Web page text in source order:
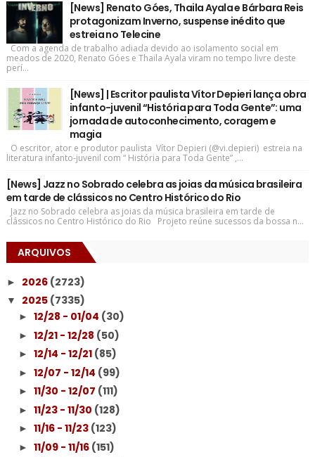
[News] Renato Góes, Thaila Ayala e Bárbara Reis
protagonizam Inverno, suspense inédito que
estreia no Telecine
Com a agenda de trabalho adiada devido ao isolamento social em
meados de 2020, Renato Góes e Thaila Ayala viram no tempo livre deste
perí...
[News] | Escritor paulista Vítor Depieri lança obra
infanto-juvenil “História para Toda Gente”: uma
jornada de autoconhecimento, coragem e
magia
O escritor, ator e produtor paulista Vítor Depieri (@vi.depieri) estreia na
literatura infanto-juvenil com “ História para Toda Gente” ,...
[News] Jazz no Sobrado celebra as joias da música brasileira
em tarde de clássicos no Centro Histórico do Rio
Jazz no Sobrado celebra as joias da música brasileira em tarde de
clássicos no Centro Histórico do Rio Projeto reúne sucessos da bossa n...
ARQUIVOS
► 2026 (2723)
▼ 2025 (7335)
► 12/28 - 01/04 (30)
► 12/21 - 12/28 (50)
► 12/14 - 12/21 (85)
► 12/07 - 12/14 (99)
► 11/30 - 12/07 (111)
► 11/23 - 11/30 (128)
► 11/16 - 11/23 (123)
► 11/09 - 11/16 (151)